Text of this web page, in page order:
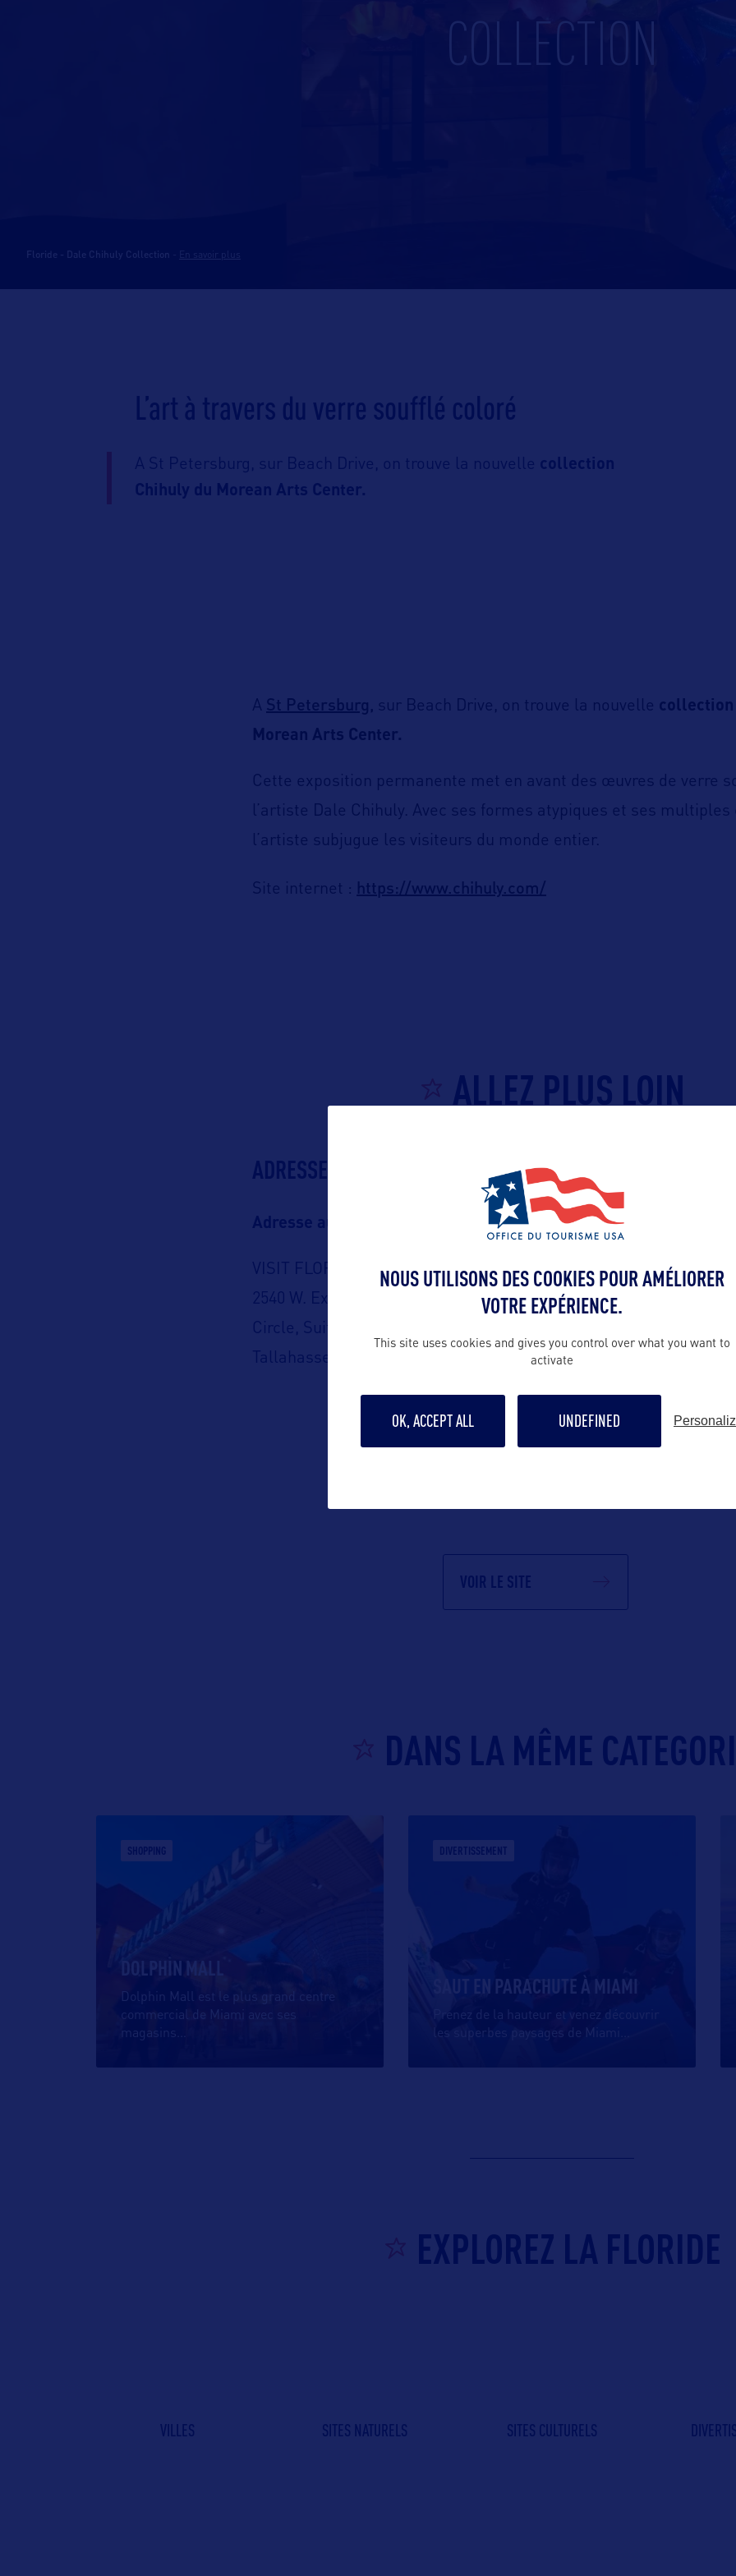
COLLECTION
Floride - Dale Chihuly Collection
L’art à travers du verre soufflé coloré
A St Petersburg, sur Beach Drive, on trouve la nouvelle collection
Chihuly du Morean Arts Center.
A St Petersburg, sur Beach Drive, on trouve la nouvelle collection
Morean Arts Center.
Cette exposition permanente met en avant des œuvres de verre
l’artiste Dale Chihuly. Avec ses formes atypiques et ses multiples
l’artiste subjugue les visiteurs du monde entier.
Site internet : https://www.chihuly.com/
ALLEZ PLUS LOIN
ADRESSES
Adresse aux USA :
VISIT FLORIDA
2540 W. Executive Center
Circle, Suite 200
Tallahassee, Florida 32301 –
Contact grand
us/contact-
Suivre
VOIR LE SITE
DANS LA MÊME
SHOPPING
DOLPHIN MALL
Dolphin Mall est le plus grand centre
commercial de Miami avec ses
magasins
DIVERTISSEMENT
SAUT EN PARACHUTE À MIAMI
Prenez de la hauteur et venez découvrir
les superbes paysages de Miami
EXPLOREZ LA FLORIDE
VILLES SITES NATURELS SITES CULTURELS
NOUS UTILISONS DES COOKIES POUR AMÉLIORER
VOTRE EXPÉRIENCE.
This site uses cookies and gives you control over what you want to
activate
OK, ACCEPT ALL UNDEFINED